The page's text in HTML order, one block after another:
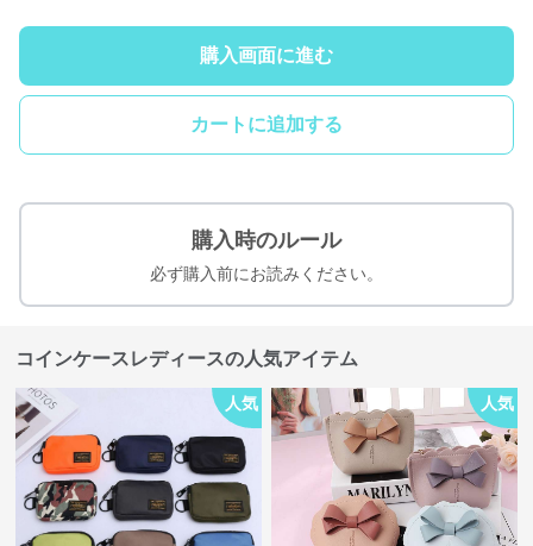
購入画面に進む
カートに追加する
購入時のルール
必ず購入前にお読みください。
コインケースレディースの人気アイテム
人気 人気